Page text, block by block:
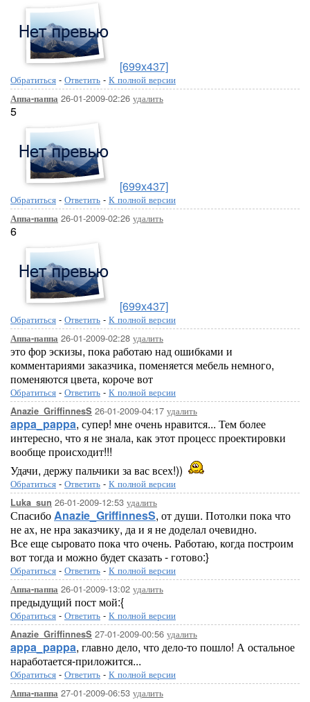
[699x437]
Обратиться - Ответить - К полной версии
Аппа-паппа 26-01-2009-02:26 удалить
5
[699x437]
Обратиться - Ответить - К полной версии
Аппа-паппа 26-01-2009-02:26 удалить
6
[699x437]
Обратиться - Ответить - К полной версии
Аппа-паппа 26-01-2009-02:28 удалить
это фор эскизы, пока работаю над ошибками и
комментариями заказчика, поменяется мебель немного,
поменяются цвета, короче вот
Обратиться - Ответить - К полной версии
Anazie_GriffinnesS 26-01-2009-04:17 удалить
appa_pappa, супер! мне очень нравится... Тем более
интересно, что я не знала, как этот процесс проектировки
вообще происходит!!!
Удачи, держу пальчики за вас всех!))
Обратиться - Ответить - К полной версии
Luka_sun 26-01-2009-12:53 удалить
СпасибоAnazie_GriffinnesS, от души. Потолки пока что
не ах, не нра заказчику, да и я не доделал очевидно.
Все еще сыровато пока что очень. Работаю, когда построим
вот тогда и можно будет сказать - готово:}
Обратиться - Ответить - К полной версии
Аппа-паппа 26-01-2009-13:02 удалить
предыдущий пост мой:{
Обратиться - Ответить - К полной версии
Anazie_GriffinnesS 27-01-2009-00:56 удалить
appa_pappa, главно дело, что дело-то пошло! А остальное
наработается-приложится...
Обратиться - Ответить - К полной версии
Аппа-паппа 27-01-2009-06:53 удалить